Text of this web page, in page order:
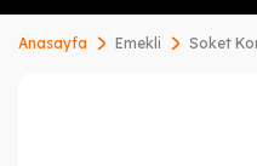
Anasayfa Emekli Soket